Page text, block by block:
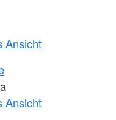
Ansicht
Ansicht